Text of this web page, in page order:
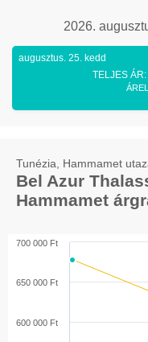
2026.
augusztus. 25. kedd
TELJES ÁR:
Tunézia, Hammamet
Bel Azur
Hammamet
600 000 Ft
650 000 Ft
700 000 Ft